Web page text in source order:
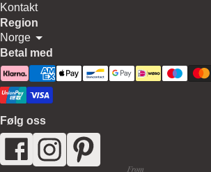
Kontakt
Region
Norge
Betal med
Følg oss